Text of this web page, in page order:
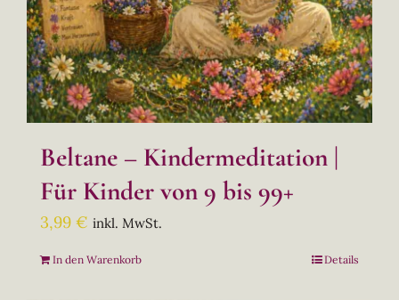
Beltane – Kindermeditation |
Für Kinder von 9 bis 99+
3,99 € inkl. MwSt.
In den Warenkorb Details